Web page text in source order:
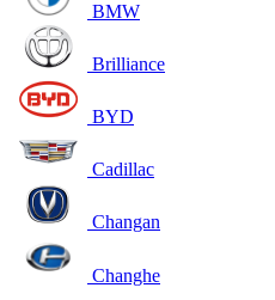
BMW
Brilliance
BYD
Cadillac
Changan
Changhe